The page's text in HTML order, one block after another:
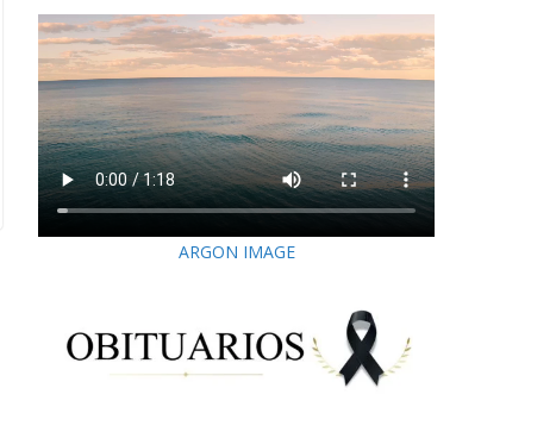
ARGON IMAGE